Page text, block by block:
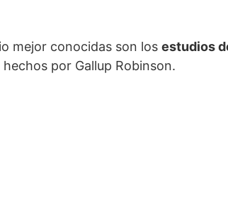
mejor conocidas son los estudios
por Gallup Robinson.